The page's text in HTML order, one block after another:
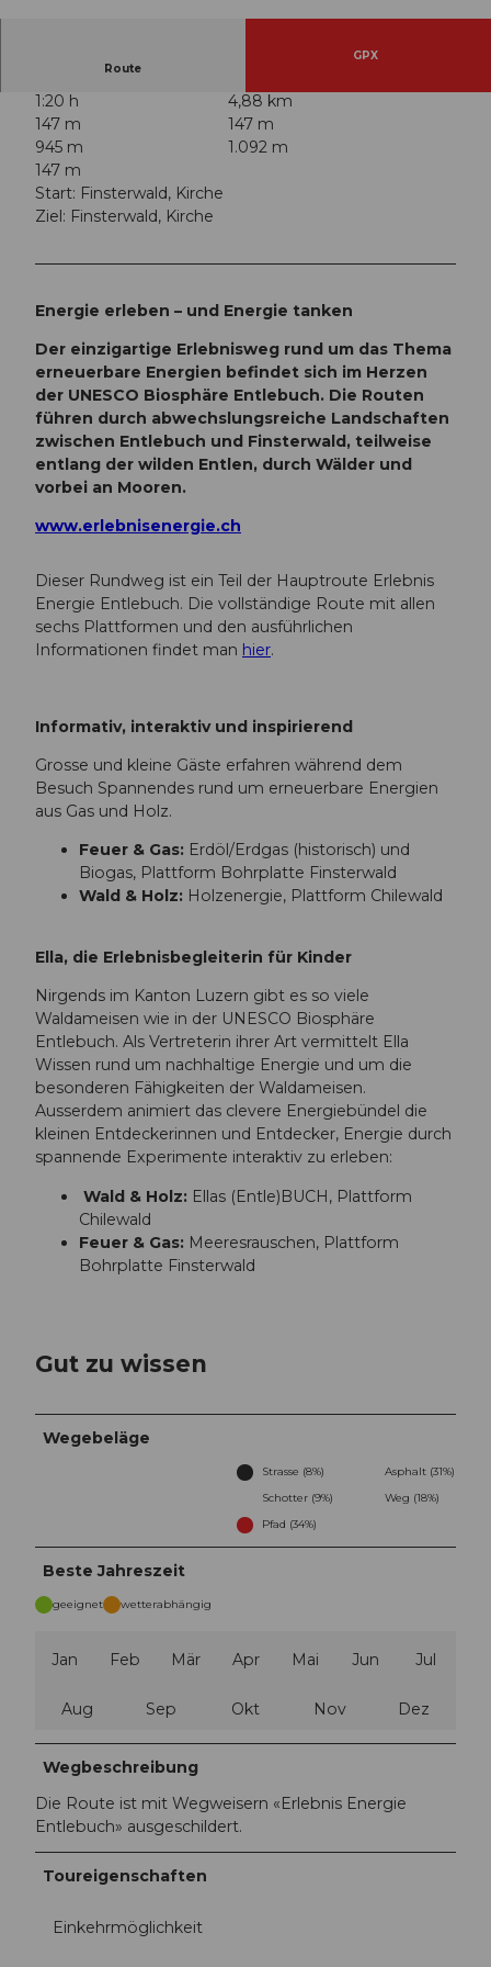
Route
GPX
1:20 h
4,88 km
147 m
147 m
945 m
1.092 m
147 m
Start: Finsterwald, Kirche
Ziel: Finsterwald, Kirche
Energie erleben – und Energie tanken
Der einzigartige Erlebnisweg rund um das Thema
erneuerbare Energien befindet sich im Herzen
der UNESCO Biosphäre Entlebuch. Die Routen
führen durch abwechslungsreiche Landschaften
zwischen Entlebuch und Finsterwald, teilweise
entlang der wilden Entlen, durch Wälder und
vorbei an Mooren.
www.erlebnisenergie.ch
Dieser Rundweg ist ein Teil der Hauptroute Erlebnis
Energie Entlebuch. Die vollständige Route mit allen
sechs Plattformen und den ausführlichen
Informationen findet man hier.
Informativ, interaktiv und inspirierend
Grosse und kleine Gäste erfahren während dem
Besuch Spannendes rund um erneuerbare Energien
aus Gas und Holz.
Feuer & Gas: Erdöl/Erdgas (historisch) und
Biogas, Plattform Bohrplatte Finsterwald
Wald & Holz: Holzenergie, Plattform Chilewald
Ella, die Erlebnisbegleiterin für Kinder
Nirgends im Kanton Luzern gibt es so viele
Waldameisen wie in der UNESCO Biosphäre
Entlebuch. Als Vertreterin ihrer Art vermittelt Ella
Wissen rund um nachhaltige Energie und um die
besonderen Fähigkeiten der Waldameisen.
Ausserdem animiert das clevere Energiebündel die
kleinen Entdeckerinnen und Entdecker, Energie durch
spannende Experimente interaktiv zu erleben:
Wald & Holz: Ellas (Entle)BUCH, Plattform
Chilewald
Feuer & Gas: Meeresrauschen, Plattform
Bohrplatte Finsterwald
Gut zu wissen
Wegebeläge
Strasse (8%)
Asphalt (31%)
Schotter (9%)
Weg (18%)
Pfad (34%)
Beste Jahreszeit
geeignet wetterabhängig
Jan Feb Mär Apr Mai Jun Jul
Aug Sep Okt Nov Dez
Wegbeschreibung
Die Route ist mit Wegweisern «Erlebnis Energie
Entlebuch» ausgeschildert.
Toureigenschaften
Einkehrmöglichkeit